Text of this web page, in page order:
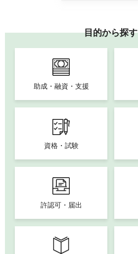
目的から探す
助成・融資・支援
資格・試験
許認可・届出